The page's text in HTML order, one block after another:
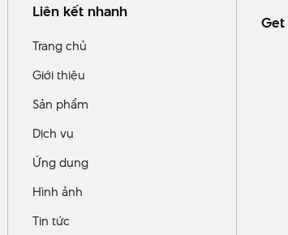
Liên kết nhanh
Trang chủ
Giới thiệu
Sản phẩm
Dịch vụ
Ứng dụng
Hình ảnh
Tin tức